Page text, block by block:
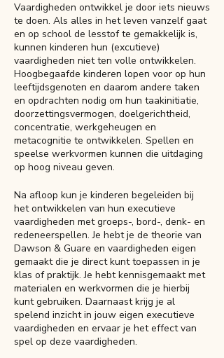
Vaardigheden ontwikkel je door iets nieuws
te doen. Als alles in het leven vanzelf gaat
en op school de lesstof te gemakkelijk is,
kunnen kinderen hun (excutieve)
vaardigheden niet ten volle ontwikkelen.
Hoogbegaafde kinderen lopen voor op hun
leeftijdsgenoten en daarom andere taken
en opdrachten nodig om hun taakinitiatie,
doorzettingsvermogen, doelgerichtheid,
concentratie, werkgeheugen en
metacognitie te ontwikkelen. Spellen en
speelse werkvormen kunnen die uitdaging
op hoog niveau geven.
Na afloop kun je kinderen begeleiden bij
het ontwikkelen van hun executieve
vaardigheden met groeps-, bord-, denk- en
redeneerspellen. Je hebt je de theorie van
Dawson & Guare en vaardigheden eigen
gemaakt die je direct kunt toepassen in je
klas of praktijk. Je hebt kennisgemaakt met
materialen en werkvormen die je hierbij
kunt gebruiken. Daarnaast krijg je al
spelend inzicht in jouw eigen executieve
vaardigheden en ervaar je het effect van
spel op deze vaardigheden.